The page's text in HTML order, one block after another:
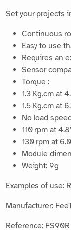
Set your projects
Continuous
Easy to use
Requires an
Sensor
Torque :
1.3 Kg.cm at
1.5 Kg.cm at
No load
110 rpm at
130 rpm at
Module
Weight: 9g
Examples of use:
Manufacturer:
Reference: FS90R